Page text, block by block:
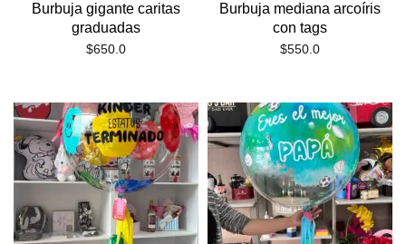
Burbuja gigante caritas
graduadas
$650.0
Burbuja mediana arcoíris
con tags
$550.0